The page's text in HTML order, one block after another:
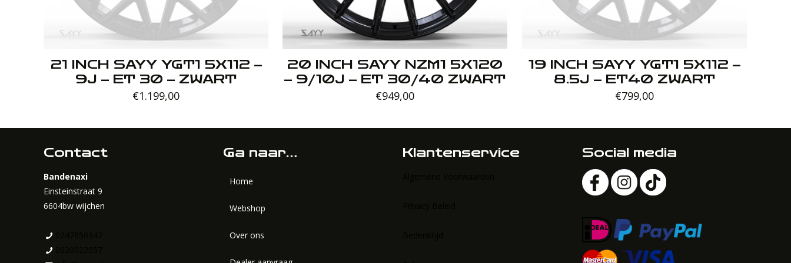
21 INCH SAYY YGT1 5X112 –
9J – ET 30 – ZWART
€1.199,00
20 INCH SAYY NZM1 5X120
– 9/10J – ET 30/40 ZWART
€949,00
19 INCH SAYY YGT1 5X112 –
8.5J – ET40 ZWART
€799,00
Contact
Bandenaxi
Einsteinstraat 9
6604bw wijchen
Ga naar…
Home
Webshop
Velgen
Over ons
Klantenservice Social media